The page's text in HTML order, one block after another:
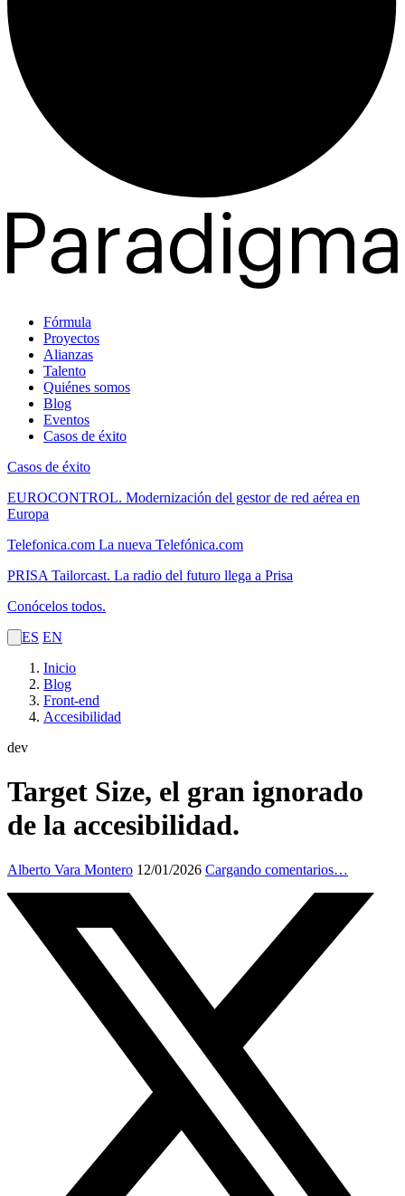
Fórmula
Proyectos
Alianzas
Talento
Quiénes somos
Blog
Eventos
Casos de éxito
Casos de éxito
EUROCONTROL. Modernización del gestor de red aérea en
Europa
Telefonica.com La nueva Telefónica.com
PRISA Tailorcast. La radio del futuro llega a Prisa
Conócelos todos.
ES EN
Inicio
Blog
Front-end
Accesibilidad
dev
Target Size, el gran ignorado
de la accesibilidad.
Alberto Vara Montero 12/01/2026 Cargando comentarios…